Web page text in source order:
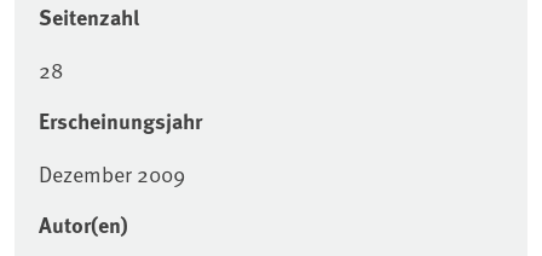
Seitenzahl
28
Erscheinungsjahr
Dezember 2009
Autor(en)